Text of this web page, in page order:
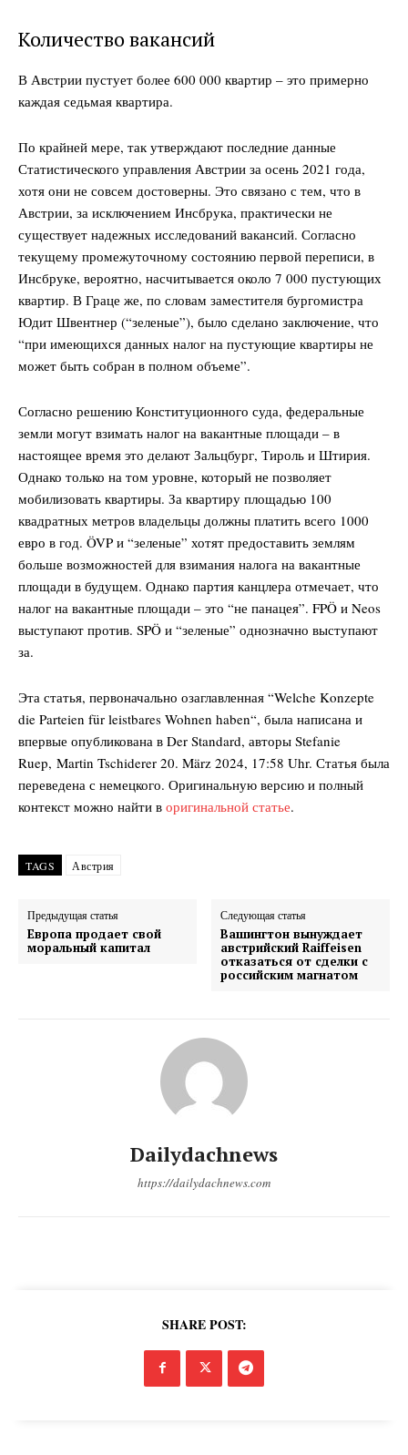
DailyDachNews
SUBSCRIBE NOW
Company
Подписаться
Контакты
Планы подписки
Impressum
Privacy Policy
Количество вакансий
В Австрии пустует более 600 000 квартир – это примерно
каждая седьмая квартира.
По крайней мере, так утверждают последние данные
Статистического управления Австрии за осень 2021 года,
хотя они не совсем достоверны. Это связано с тем, что в
Австрии, за исключением Инсбрука, практически не
существует надежных исследований вакансий. Согласно
текущему промежуточному состоянию первой переписи, в
Инсбруке, вероятно, насчитывается около 7 000 пустующих
квартир. В Граце же, по словам заместителя бургомистра
Юдит Швентнер (“зеленые”), было сделано заключение, что
“при имеющихся данных налог на пустующие квартиры не
может быть собран в полном объеме”.
Согласно решению Конституционного суда, федеральные
земли могут взимать налог на вакантные площади – в
настоящее время это делают Зальцбург, Тироль и Штирия.
Однако только на том уровне, который не позволяет
мобилизовать квартиры. За квартиру площадью 100
квадратных метров владельцы должны платить всего 1000
евро в год. ÖVP и “зеленые” хотят предоставить землям
больше возможностей для взимания налога на вакантные
площади в будущем. Однако партия канцлера отмечает, что
налог на вакантные площади – это “не панацея”. FPÖ и Neos
выступают против. SPÖ и “зеленые” однозначно выступают
за.
Эта статья, первоначально озаглавленная “Welche Konzepte
die Parteien für leistbares Wohnen haben“, была написана и
впервые опубликована в Der Standard, авторы Stefanie
Ruep, Martin Tschiderer 20. März 2024, 17:58 Uhr. Статья была
переведена с немецкого. Оригинальную версию и полный
контекст можно найти в оригинальной статье.
TAGS Австрия
Предыдущая статья
Европа продает свой
моральный капитал
Следующая статья
Вашингтон вынуждает
австрийский Raiffeisen
отказаться от сделки с
российским магнатом
Dailydachnews
https://dailydachnews.com
SHARE POST: